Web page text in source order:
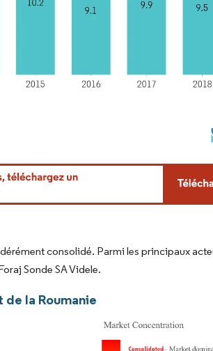
4.0.
consolidé. Parmi les principaux
Sonde SA Videle.
la Roumanie